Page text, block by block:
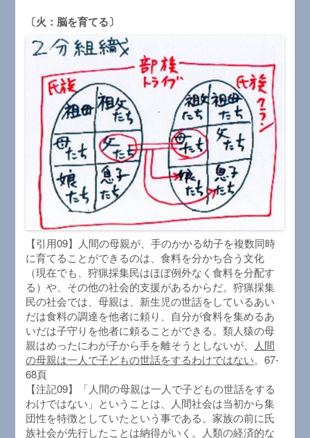
〔火：脳を育てる〕
【引用09】人間の母親が、手のかかる幼子を複数同時
に育てることができるのは、食料を分かち合う文化
（現在でも、狩猟採集民はほぼ例外なく食料を分配す
る）や、その他の社会的支援があるからだ。狩猟採集
民の社会では、母親は、新生児の世話をしているあい
だは食料の調達を他者に頼り、自分が食料を集めるあ
いだは子守りを他者に頼ることができる。類人猿の母
親はめったにわが子から手を離そうとしないが、 人間
の母親は一人で子どもの世話をするわけではない。67-
68頁
【注記09】「人間の母親は一人で子どもの世話をする
わけではない」ということは、人間社会は当初から集
団性を特徴としていたという事である。家族の前に氏
族社会が先行したことは納得がいく。人類の経済的な